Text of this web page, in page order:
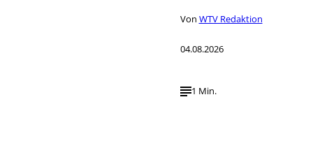
Von WTV Redaktion
04.08.2026
1 Min.